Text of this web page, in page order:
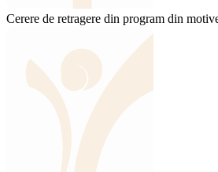
Cerere de retragere din program din